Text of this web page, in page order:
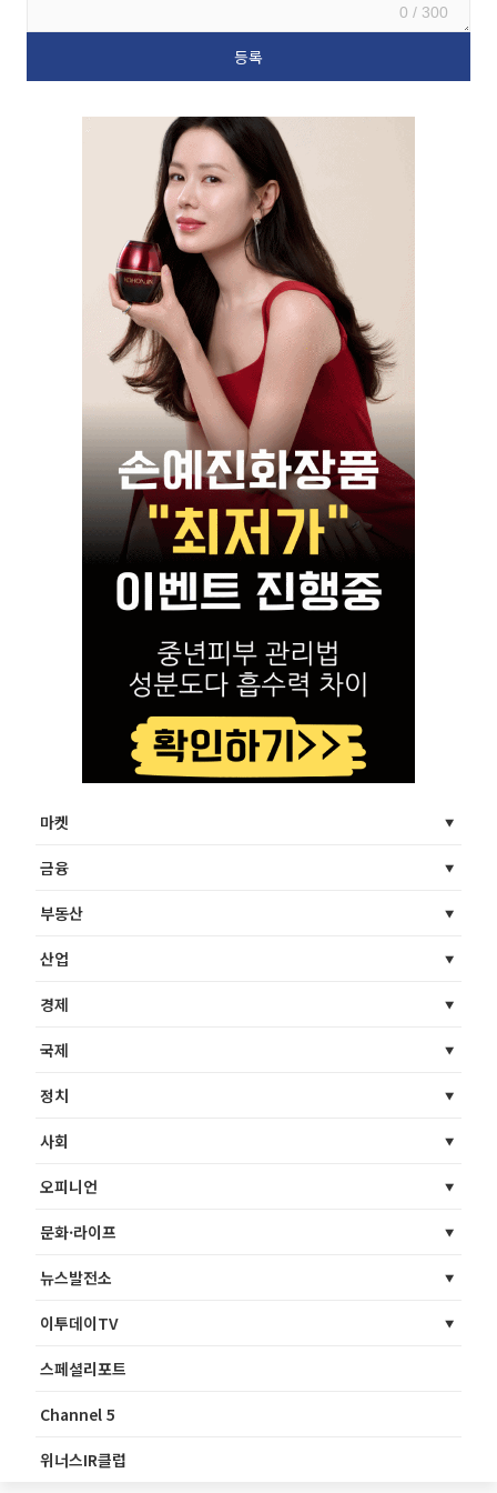
0 / 300
마켓
금융
부동산
산업
경제
국제
정치
사회
오피니언
문화·라이프
뉴스발전소
이투데이TV
스페셜리포트
Channel 5
위너스IR클럽